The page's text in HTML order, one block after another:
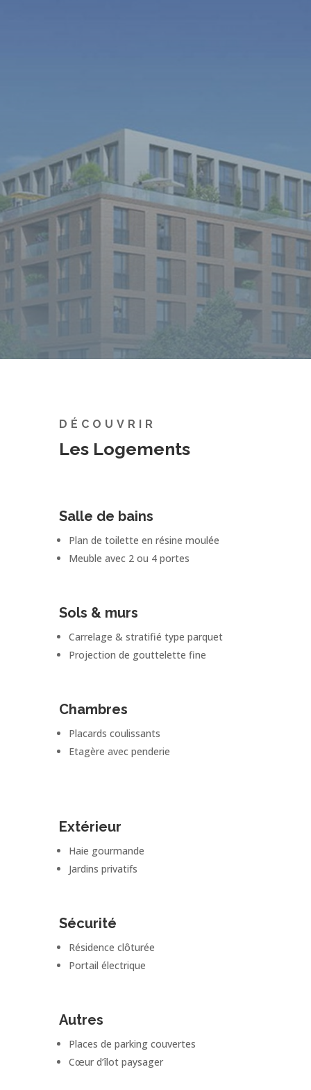
Dans certaines situations telles que l’acquisition
de son 1er bien immobilier, on ne préfère pas se
tromper. De ce fait, nous mettons à votre
disposition notre savoir faire et nos
compétences afin de satisfaire vos besoins et
vos attentes.
DÉCOUVRIR
Les Logements
Salle de bains
Plan de toilette en résine moulée
Meuble avec 2 ou 4 portes
Sols & murs
Carrelage & stratifié type parquet
Projection de gouttelette fine
Chambres
Placards coulissants
Etagère avec penderie
Extérieur
Haie gourmande
Jardins privatifs
Sécurité
Résidence clôturée
Portail électrique
Autres
Places de parking couvertes
Cœur d’îlot paysager